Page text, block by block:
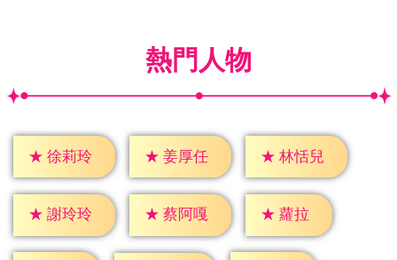
熱門人物
★ 徐莉玲 ★ 姜厚任 ★ 林恬兒
★ 謝玲玲 ★ 蔡阿嘎 ★ 蘿拉